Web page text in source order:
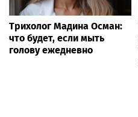
Трихолог Мадина Осман:
что будет, если мыть
голову ежедневно